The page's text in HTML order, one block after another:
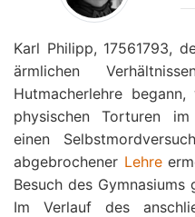
Karl Philipp, 17561793,
ärmlichen
Hutmacherlehre
physischen Torturen
einen
abgebrochener Lehre
Besuch des Gymnasiums
Im Verlauf des